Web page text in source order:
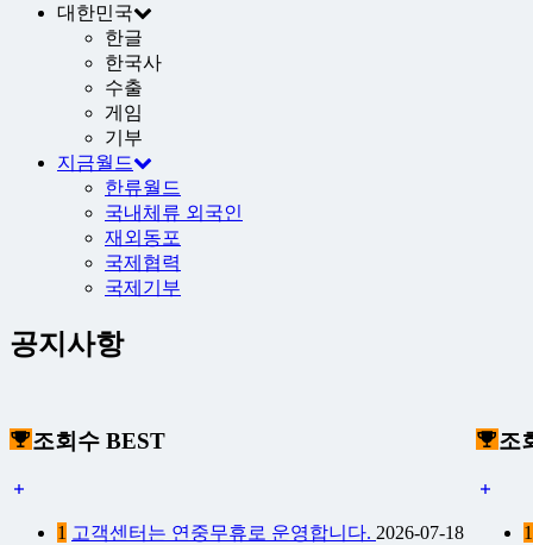
대한민국
한글
한국사
수출
게임
기부
지금월드
한류월드
국내체류 외국인
재외동포
국제협력
국제기부
공지사항
조회수 BEST
1 고객센터는 연중무휴로 운영합니다. 2026-07-18
조
1